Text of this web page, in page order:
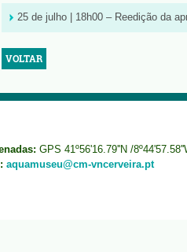
25 de julho | 18h00 – Reedição da
VOLTAR
GPS 41º56'16.79''N /
aquamuseu@cm-vncerveira.pt